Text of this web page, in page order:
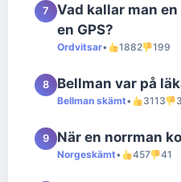
7
Vad kallar man
en GPS?
Ordvitsar• 1882 199
8 Bellman var på
Bellman skämt• 3113
9 När en norrman
Norgeskämt• 457 41